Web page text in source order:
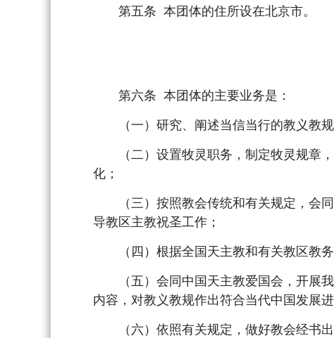
第五条 本团体的住所设在北京市。
第六条 本团体的主要业务是：
（一）研究、阐述当信当行的教义教规
（二）设置牧灵职务，制定牧灵规章，
化；
（三）按照教会传统和有关规定，会同
导教区主教祝圣工作；
（四）根据全国天主教和有关教区教务
（五）会同中国天主教爱国会，开展我
内容，对教义教规作出符合当代中国发展
（六）依照有关规定，做好教会经书出